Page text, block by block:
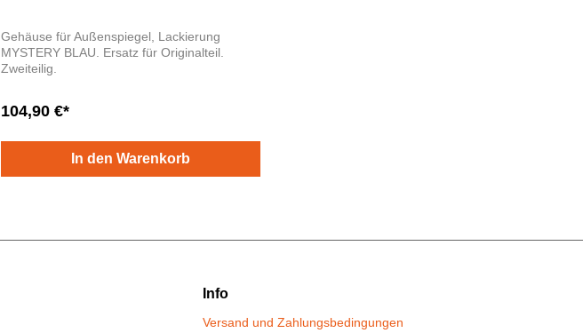
Gehäuse für Außenspiegel, Lackierung
MYSTERY BLAU. Ersatz für Originalteil.
Zweiteilig.
104,90 €*
In den Warenkorb
Info
Versand und Zahlungsbedingungen